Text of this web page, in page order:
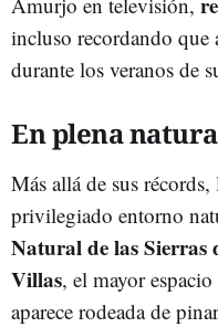
incluso recordando que
durante los veranos de
En plena
Más allá de sus
privilegiado entorno
Natural de las Sierras
Villas, el mayor
aparece rodeada de